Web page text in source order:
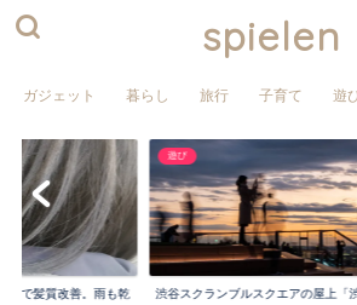
spielen
ガジェット 暮らし 旅行 子育て 遊
』で髪質改善。雨も乾
遊び
渋谷スクランブルスクエアの屋上「